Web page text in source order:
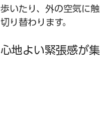
歩いたり、外の空気に
切り替わります。
心地よい緊張感が